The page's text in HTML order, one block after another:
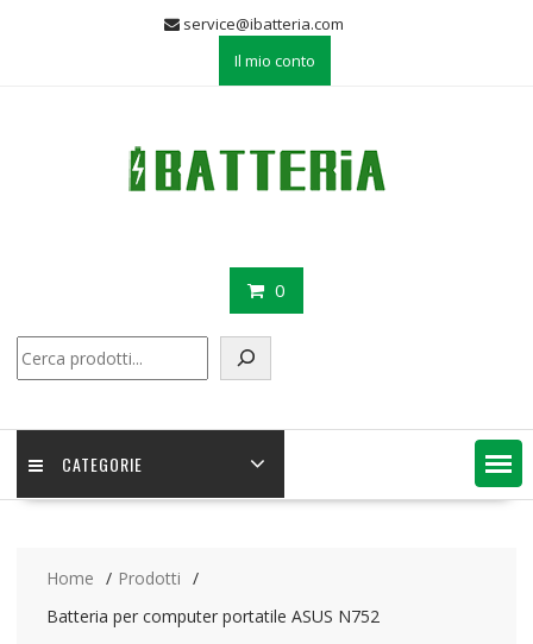
service@ibatteria.com
Il mio conto
0
CATEGORIE
Home
Prodotti
Batteria per computer portatile ASUS N752